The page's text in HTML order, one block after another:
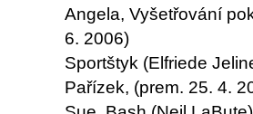
Angela, Vyšetřování
6. 2006)
Sportštyk (Elfriede
Pařízek, (prem. 25. 4.